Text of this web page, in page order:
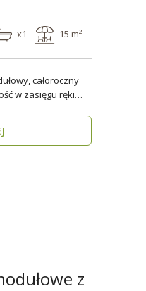
x1 15 m²
całoroczny
w zasięgu ręki
z